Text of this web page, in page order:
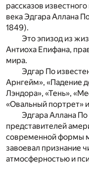
рассказов
века Эдгара Аллана
1849).
Это эпизод из
Антиоха Епифана,
мира.
Эдгар По
Арнгейм», «Падение
Лэндора», «Тень»,
«Овальный портрет»
Эдгара Аллана
представителей
современной формы
завоевал признание
атмосферностью и